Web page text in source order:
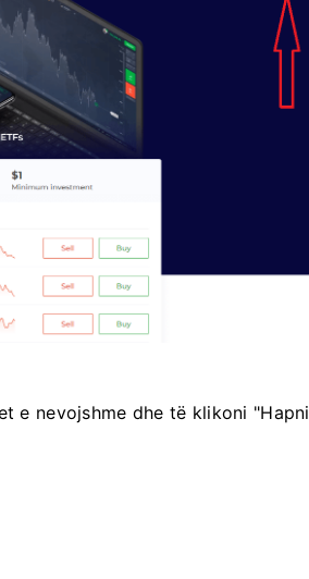
e nevojshme dhe të klikoni "Hapni